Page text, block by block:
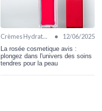
Crèmes Hydratantes • 12/06/2025
La rosée cosmetique avis :
plongez dans l'univers des soins
tendres pour la peau